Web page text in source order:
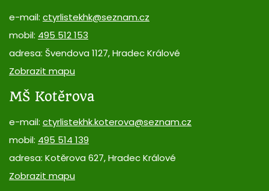
e-mail: ctyrlistekhk@seznam.cz
mobil: 495 512 153
adresa: Švendova 1127, Hradec Králové
Zobrazit mapu
MŠ Kotěrova
e-mail: ctyrlistekhk.koterova@seznam.cz
mobil: 495 514 139
adresa: Kotěrova 627, Hradec Králové
Zobrazit mapu